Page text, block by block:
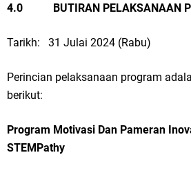
4.0 BUTIRAN PELAKSANAAN
Tarikh: 31 Julai 2024 (Rabu)
Perincian pelaksanaan program
berikut:
Program Motivasi Dan Pameran
STEMPathy